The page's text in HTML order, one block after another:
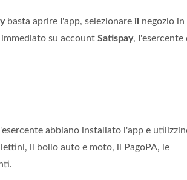
basta aprire 'app, selezionare il negozio in
su account Satispay,
'esercente
abbiano installato l'app e
il bollo auto e moto, il PagoPA, le